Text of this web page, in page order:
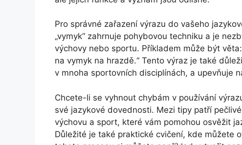
Pro správné zařazení výrazu do vašeho
„vymyk“ zahrnuje pohybovou techniku a je
výchovy nebo sportu. Příkladem může být
na vymyk na hrazdě.“ Tento výraz je také
v mnoha sportovních disciplínách, a upevňuje
Chcete-li se vyhnout chybám v používání
své jazykové dovednosti. Mezi tipy patří
výchovu a sport, které vám pomohou osvěžit
Důležité je také praktické cvičení, kde můžete